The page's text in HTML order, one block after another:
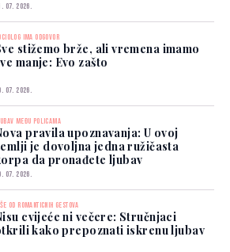
07. 2026.
IMA ODGOVOR
stižemo brže, ali vremena imamo
manje: Evo zašto
07. 2026.
MEĐU POLICAMA
pravila upoznavanja: U ovoj
je dovoljna jedna ružičasta
da pronađete ljubav
07. 2026.
OD ROMANTICNIH GESTOVA
cvijeće ni večere: Stručnjaci
kako prepoznati iskrenu ljubav